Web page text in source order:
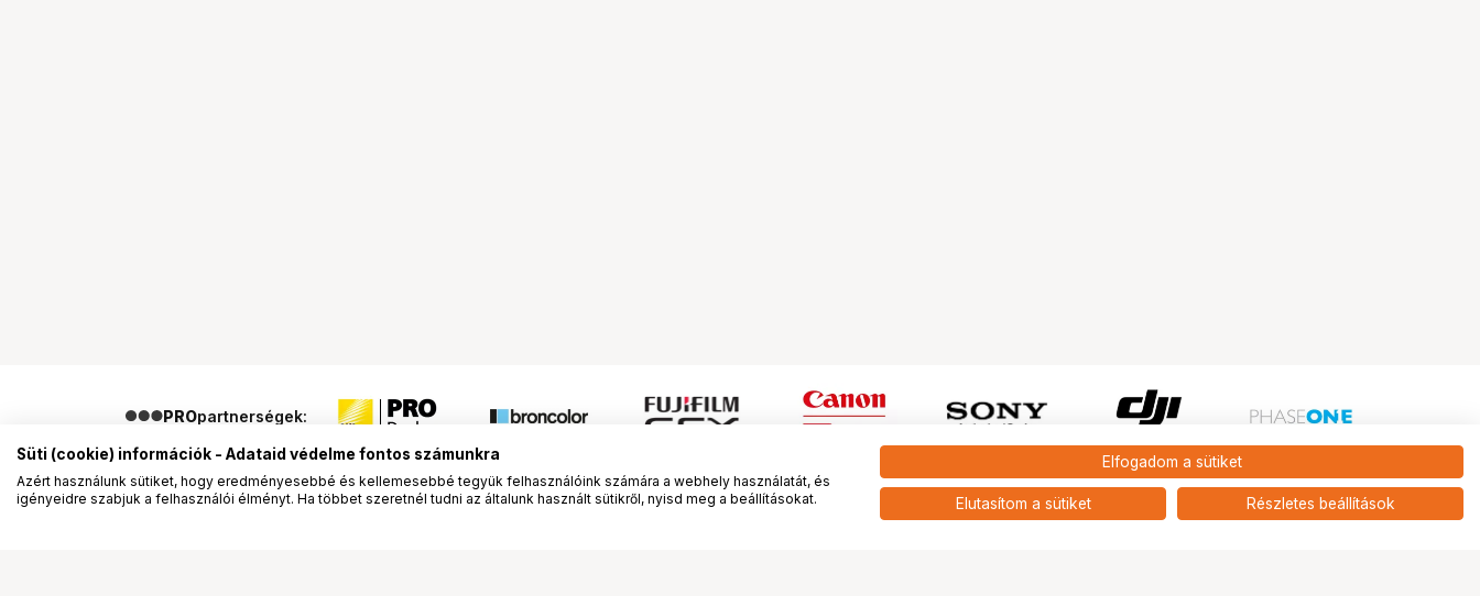
PROpartnerségek:
Ugrás az oldal tetejére
Süti (cookie) információk - Adataid védelme fontos számunkra
Azért használunk sütiket, hogy eredményesebbé és kellemesebbé tegyük felhasználóink számára a webhely használatát, és
igényeidre szabjuk a felhasználói élményt. Ha többet szeretnél tudni az általunk használt sütikről, nyisd meg a beállításokat.
Elfogadom a sütiket
Elutasítom a sütiket Részletes beállítások